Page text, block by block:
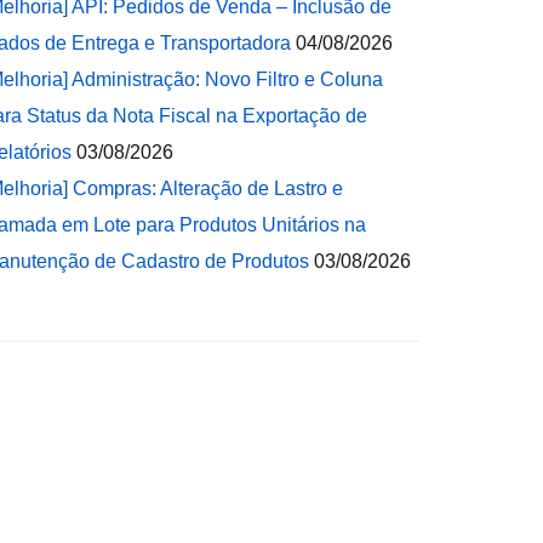
API: Pedidos de Venda – Inclusão de
de Entrega e Transportadora 04/08/2026
Administração: Novo Filtro e Coluna
Status da Nota Fiscal na Exportação de
03/08/2026
Compras: Alteração de Lastro e
em Lote para Produtos Unitários na
de Cadastro de Produtos 03/08/2026